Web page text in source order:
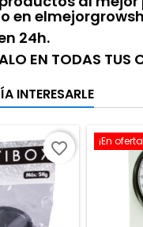
en
24h.
EN TODAS TUS
INTERESARLE
favorite_border ¡En